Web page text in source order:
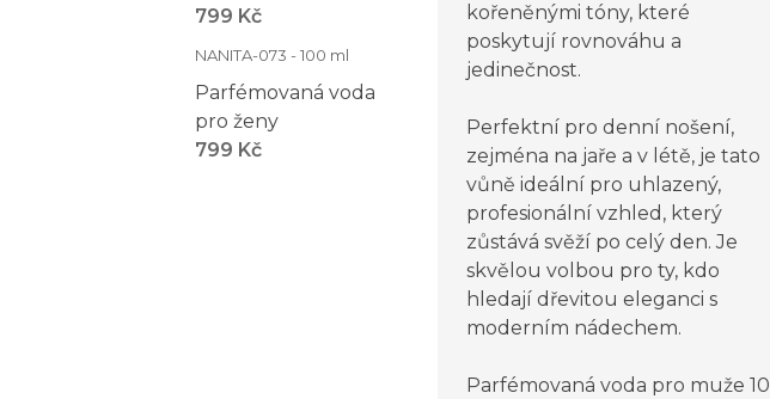
799 Kč
NANITA-073 - 100 ml
Parfémovaná voda
pro ženy
799 Kč
kořeněnými tóny, které
poskytují rovnováhu a
jedinečnost.
Perfektní pro denní nošení,
zejména na jaře a v létě, je tato
vůně ideální pro uhlazený,
profesionální vzhled, který
zůstává svěží po celý den. Je
skvělou volbou pro ty, kdo
hledají dřevitou eleganci s
moderním nádechem.
Parfémovaná voda pro muže 10